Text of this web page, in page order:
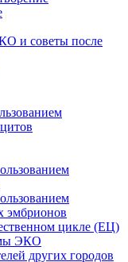
и советы после
эмбрионов
цикле (ЕЦ)
ЭКО
других городов